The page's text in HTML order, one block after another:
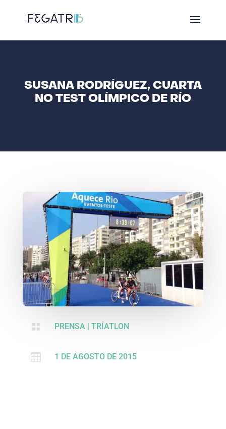
SUSANA RODRÍGUEZ, CUARTA
NO TEST OLÍMPICO DE RÍO
 PRENSA| TRÍATLON
 1 DE AGOSTO DE 2015